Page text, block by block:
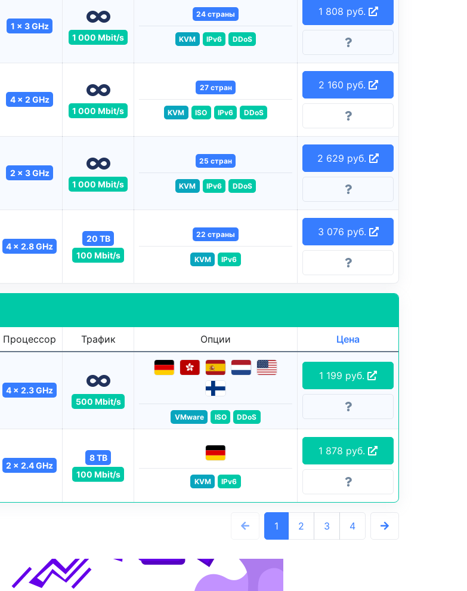
1 x 3 GHz
1 000 Mbit/s
24 страны
KVM IPv6 DDoS
1 808 руб.
4 x 2 GHz
1 000 Mbit/s
27 стран
KVM ISO IPv6 DDoS
2 160 руб.
2 x 3 GHz
1 000 Mbit/s
25 стран
KVM IPv6 DDoS
2 629 руб.
4 x 2.8 GHz
20 TB
100 Mbit/s
22 страны
KVM IPv6
3 076 руб.
Процессор Трафик Опции Цена
4 x 2.3 GHz
500 Mbit/s
VMware ISO DDoS
1 199 руб.
2 x 2.4 GHz
8 TB
100 Mbit/s
KVM IPv6
1 878 руб.
1 2 3 4